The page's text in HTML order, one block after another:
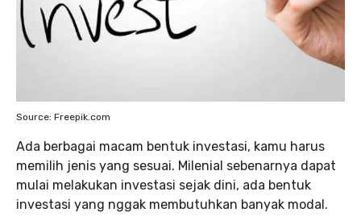
Source: Freepik.com
Ada berbagai macam bentuk investasi, kamu harus
memilih jenis yang sesuai. Milenial sebenarnya dapat
mulai melakukan investasi sejak dini, ada bentuk
investasi yang nggak membutuhkan banyak modal.